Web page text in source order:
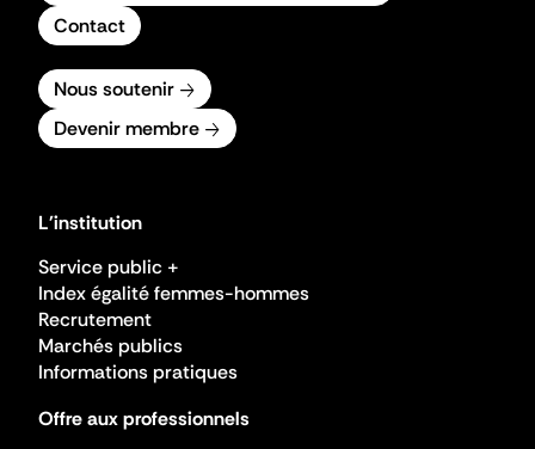
Contact
Nous soutenir
Devenir membre
L'institution
Service public +
Index égalité femmes-hommes
Recrutement
Marchés publics
Informations pratiques
Offre aux professionnels